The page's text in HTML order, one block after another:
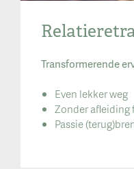
Transformerende
Even lekker weg
Zonder afleiding
Passie